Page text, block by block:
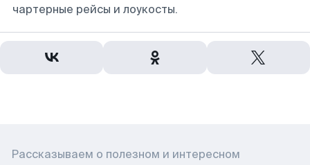
чартерные рейсы и лоукосты.
Рассказываем о полезном и интересном